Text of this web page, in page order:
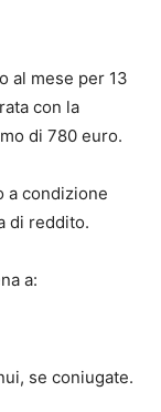
al mese per 13
con la
di 780 euro.
a condizione
di reddito.
a:
se coniugate.